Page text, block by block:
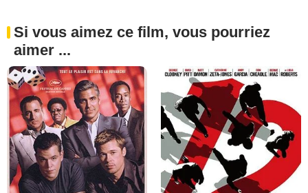
Si vous aimez ce film, vous pourriez
aimer ...